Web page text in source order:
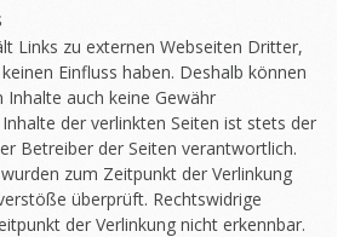
Links zu externen Webseiten Dritter,
Einfluss haben. Deshalb können
auch keine Gewähr
der verlinkten Seiten ist stets der
Betreiber der Seiten verantwortlich.
zum Zeitpunkt der Verlinkung
überprüft. Rechtswidrige
der Verlinkung nicht erkennbar.